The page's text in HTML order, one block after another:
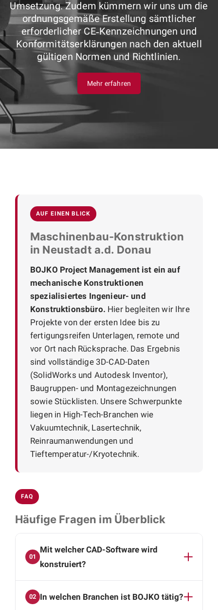
Umsetzung. Zudem kümmern wir uns um die
ordnungsgemäße Erstellung sämtlicher
erforderlicher CE‑Kennzeichnungen und
Konformitätserklärungen nach den aktuell
gültigen Normen und Richtlinien.
Mehr erfahren
AUF EINEN BLICK
Maschinenbau-Konstruktion
in Neustadt a.d. Donau
BOJKO Project Management ist ein auf
mechanische Konstruktionen
spezialisiertes Ingenieur- und
Konstruktionsbüro. Hier begleiten wir Ihre
Projekte von der ersten Idee bis zu
fertigungsreifen Unterlagen, remote und
vor Ort nach Rücksprache. Das Ergebnis
sind vollständige 3D-CAD-Daten
(SolidWorks und Autodesk Inventor),
Baugruppen- und Montagezeichnungen
sowie Stücklisten. Unsere Schwerpunkte
liegen in High-Tech-Branchen wie
Vakuumtechnik, Lasertechnik,
Reinraumanwendungen und
Tieftemperatur-/Kryotechnik.
FAQ
Häufige Fragen im Überblick
01
Mit welcher CAD-Software wird
konstruiert?
Inventor. Als Ergebnis erhalten Sie vollständige
02 In welchen Branchen ist BOJKO tätig?